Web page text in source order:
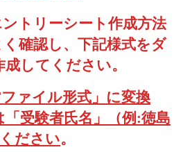
ントリーシート作成方法
確認し、下記様式をダ
してください。
ァイル形式」に変換
受験者氏名」（例:徳島
ださい。